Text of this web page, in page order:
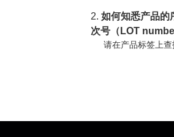
2.如何知悉产品的
次号（LOT
请在产品标签上查